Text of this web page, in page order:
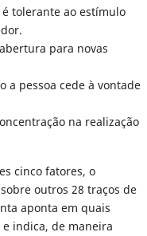
tolerante ao estímulo
para novas
a pessoa cede à vontade
na realização
cinco fatores, o
outros 28 traços de
aponta em quais
indica, de maneira